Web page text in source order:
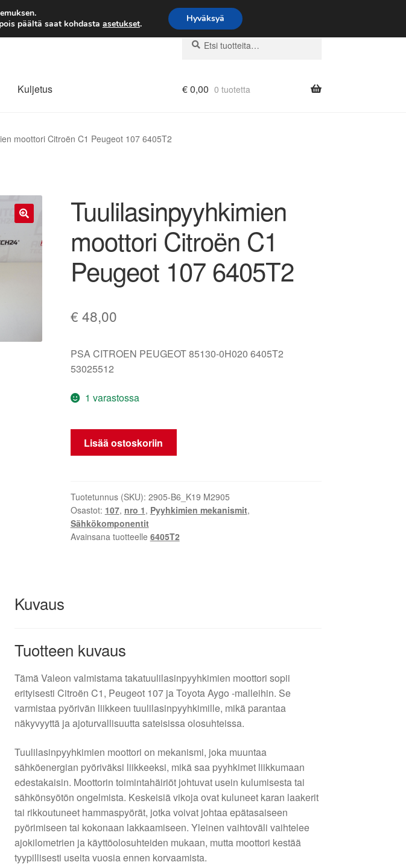
7 EUR
Etsi:
Haku
Kuljetus €0,00 0 tuotetta
moottori Citroën C1 Peugeot 107 6405T2
Tuulilasinpyyhkimien
moottori Citroën C1
Peugeot 107 6405T2
€ 48,00
PSA CITROEN PEUGEOT 85130-0H020 6405T2
53025512
1 varastossa
Tuulilasinpyyhkimien
moottori
Peugeot
107
6405T2
määrä
Lisää ostoskoriin
Tuotetunnus (SKU): 2905-B6_K19 M2905
Osastot: 107, nro 1, Pyyhkimien mekanismit,
Sähkökomponentit
Avainsana tuotteelle 6405T2
Kuvaus
Tuotteen kuvaus
Tämä Valeon valmistama takatuulilasinpyyhkimien moottori sopii
erityisesti Citroën C1, Peugeot 107 ja Toyota Aygo -malleihin. Se
varmistaa pyörivän liikkeen tuulilasinpyyhkimille, mikä parantaa
näkyvyyttä ja ajoturvallisuutta sateisissa olosuhteissa.
Tuulilasinpyyhkimien moottori on mekanismi, joka muuntaa
sähköenergian pyöriväksi liikkeeksi, mikä saa pyyhkimet liikkumaan
edestakaisin. Moottorin toimintahäiriöt johtuvat usein kulumisesta tai
sähkönsyötön ongelmista. Keskeisiä vikoja ovat kuluneet karan laakerit
tai rikkoutuneet hammaspyörät, jotka voivat johtaa epätasaiseen
pyörimiseen tai kokonaan lakkaamiseen. Yleinen vaihtoväli vaihtelee
ajokilometrien ja käyttöolosuhteiden mukaan, mutta moottori kestää
tyypillisesti useita vuosia ennen korvaamista.
päältä saat kohdasta asetukset. Hyväksyä